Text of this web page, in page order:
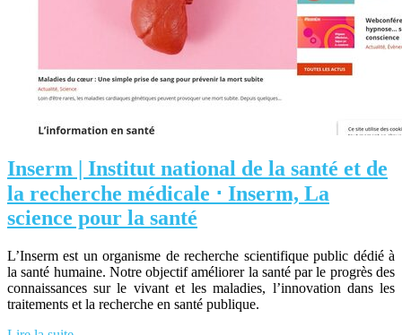
Inserm | Institut national de la santé et de
la recherche médicale ⋅ Inserm, La
science pour la santé
L’Inserm est un organisme de recherche scientifique public dédié à
la santé humaine. Notre objectif améliorer la santé par le progrès des
connaissances sur le vivant et les maladies, l’innovation dans les
traitements et la recherche en santé publique.